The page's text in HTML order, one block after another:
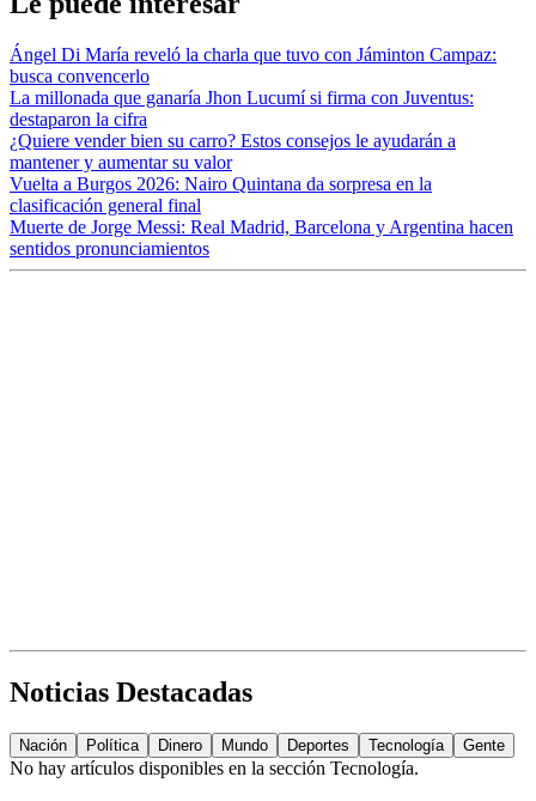
Ángel Di María reveló la charla que tuvo con Jáminton Campaz:
busca convencerlo
La millonada que ganaría Jhon Lucumí si firma con Juventus:
destaparon la cifra
¿Quiere vender bien su carro? Estos consejos le ayudarán a
mantener y aumentar su valor
Vuelta a Burgos 2026: Nairo Quintana da sorpresa en la
clasificación general final
Muerte de Jorge Messi: Real Madrid, Barcelona y Argentina hacen
sentidos pronunciamientos
Noticias Destacadas
Nación Política Dinero Mundo Deportes Tecnología Gente
No hay artículos disponibles en la sección Tecnología.